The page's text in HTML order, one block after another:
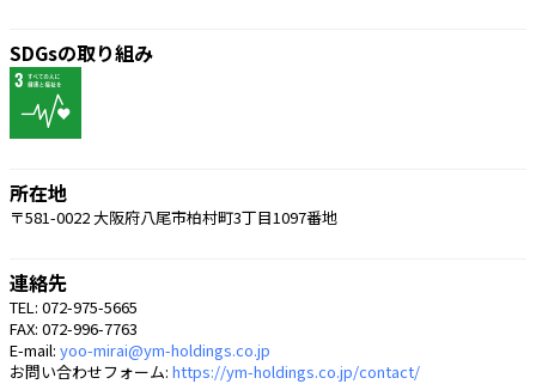
SDGsの取り組み
所在地
〒581-0022 大阪府八尾市柏村町3丁目1097番地
連絡先
TEL: 072-975-5665
FAX: 072-996-7763
E-mail: yoo-mirai@ym-holdings.co.jp
お問い合わせフォーム: https://ym-holdings.co.jp/contact/